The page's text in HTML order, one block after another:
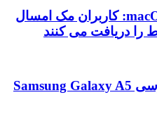
نقد و بررسی macOS Sierra: کاربران مک امسال
را دریافت می کنند
تجربه عملی : نقد و بررسی Samsung Galaxy A5